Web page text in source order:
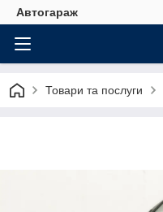
Автогараж
Товари та послуги